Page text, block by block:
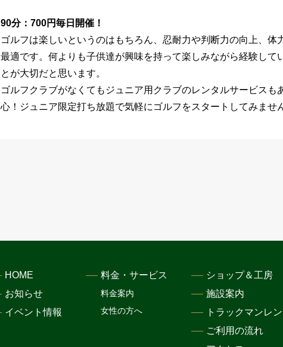
90分：700円毎日開催！
ゴルフは楽しいというのはもちろん、忍耐力や判断力の向上、体
最適です。何よりも子供達が興味を持って楽しみながら経験して
とが大切だと思います。
ゴルフクラブがなくてもジュニア用クラブのレンタルサービスも
心！ジュニア限定打ち放題で気軽にゴルフをスタートしてみませ
HOME
お知らせ
イベント情報
料金・サービス
料金案内
女性の方へ
ショップ＆工房
施設案内
トラックマンレ
ご利用の流れ